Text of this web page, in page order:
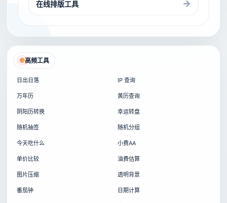
在线排版工具
高频工具
日出日落 IP 查询
万年历 黄历查询
阴阳历转换 幸运转盘
随机抽签 随机分组
今天吃什么 小费AA
单价比较 油费估算
图片压缩 透明背景
番茄钟 日期计算